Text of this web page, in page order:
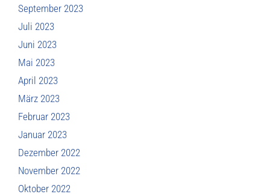
September 2023
Juli 2023
Juni 2023
Mai 2023
April 2023
März 2023
Februar 2023
Januar 2023
Dezember 2022
November 2022
Oktober 2022